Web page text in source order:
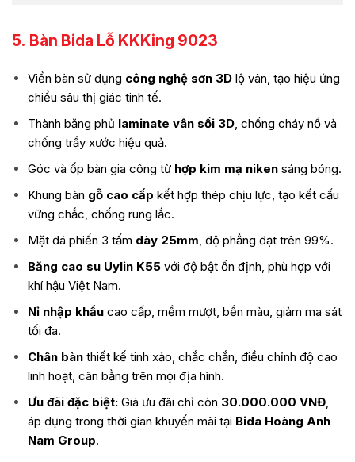
5. Bàn Bida Lỗ KKKing 9023
Viền bàn sử dụng công nghệ sơn 3Dlộ vân, tạo hiệu ứng
chiều sâu thị giác tinh tế.
Thành băng phủ laminate vân sồi 3D, chống cháy nổ và
chống trầy xước hiệu quả.
Góc và ốp bàn gia công từ hợp kim mạ nikensáng bóng.
Khung bàn gỗ cao cấp kết hợp thép chịu lực, tạo kết cấu
vững chắc, chống rung lắc.
Mặt đá phiến 3 tấm dày 25mm, độ phẳng đạt trên 99%.
Băng cao su Uylin K55với độ bật ổn định, phù hợp với
khí hậu Việt Nam.
Nỉ nhập khẩucao cấp, mềm mượt, bền màu, giảm ma sát
tối đa.
Chân bànthiết kế tinh xảo, chắc chắn, điều chỉnh độ cao
linh hoạt, cân bằng trên mọi địa hình.
Ưu đãi đặc biệt: Giá ưu đãi chỉ còn 30.000.000 VNĐ,
áp dụng trong thời gian khuyến mãi tại Bida Hoàng Anh
Nam Group.